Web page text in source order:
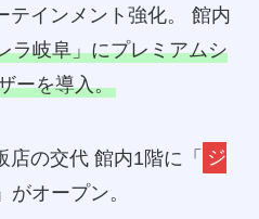
テインメント強化。 館内
ラ岐阜」にプレミアムシ
ーを導入。
店の交代 館内1階に「 ジ
」がオープン。